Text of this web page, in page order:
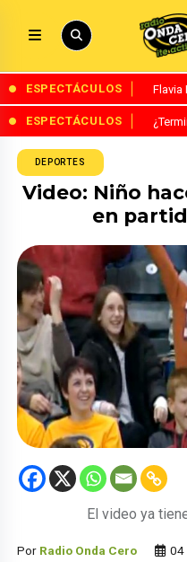
ESPECTÁCULOS Flavia
ESPECTÁCULOS
DEPORTES
Video: Niño
en
El video ya
Por Radio Onda Cero 04